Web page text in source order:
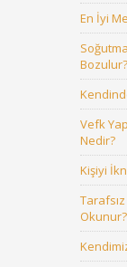
En İyi
Bozulur?
Vefk
Nedir?
Kişiyi
Okunur?